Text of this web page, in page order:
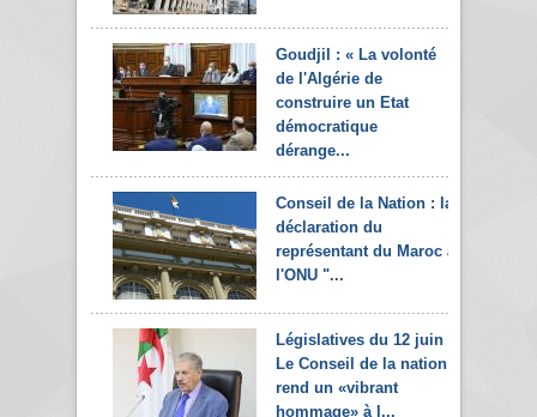
Goudjil : « La volonté
de l'Algérie de
construire un Etat
démocratique
dérange...
Conseil de la Nation : la
déclaration du
représentant du Maroc à
l'ONU "...
Législatives du 12 juin :
Le Conseil de la nation
rend un «vibrant
hommage» à l...